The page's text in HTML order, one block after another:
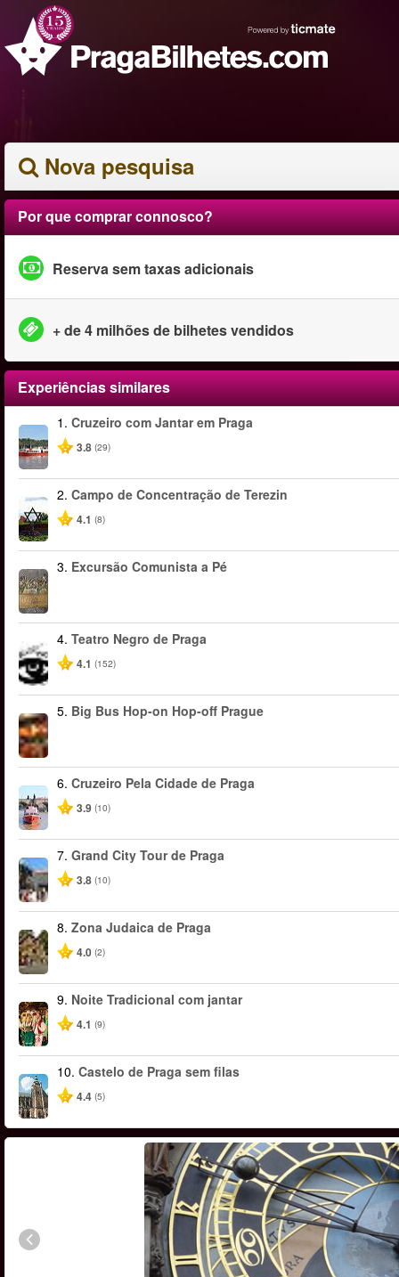
Nova pesquisa
Por que comprar connosco?
Reserva sem taxas adicionais
+ de 4 milhões de bilhetes vendidos
Experiências similares
1. Cruzeiro com Jantar em Praga
3.8 (29)
2. Campo de Concentração de Terezin
4.1 (8)
3. Excursão Comunista a Pé
4. Teatro Negro de Praga
4.1 (152)
5. Big Bus Hop-on Hop-off Prague
6. Cruzeiro Pela Cidade de Praga
3.9 (10)
7. Grand City Tour de Praga
3.8 (10)
8. Zona Judaica de Praga
4.0 (2)
9. Noite Tradicional com jantar
4.1 (9)
10. Castelo de Praga sem filas
4.4 (5)